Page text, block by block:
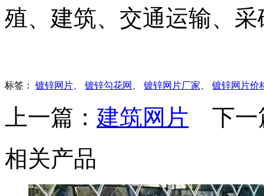
殖、建筑、交通运输、
标签： 镀锌网片 镀锌勾花网 镀锌网片厂家 镀锌网片价
上一篇： 建筑网片 下一
相关产品